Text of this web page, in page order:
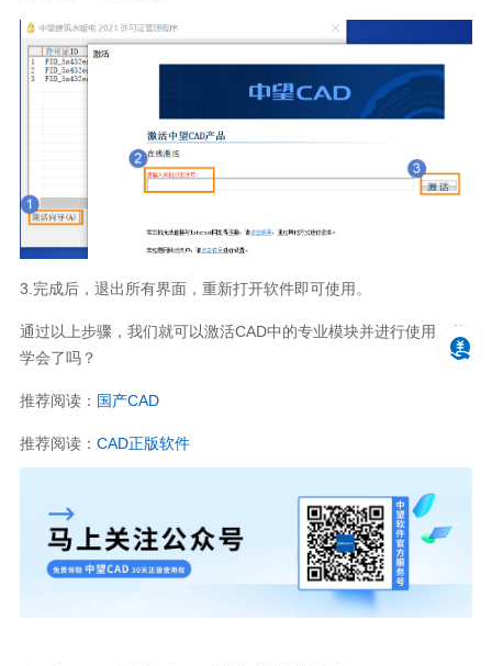
3.完成后，退出所有界面，重新打开软件即可使用。
通过以上步骤，我们就可以激活CAD中的专业模块并进行使用，你
学会了吗？
推荐阅读： 国产CAD
推荐阅读： CAD正版软件